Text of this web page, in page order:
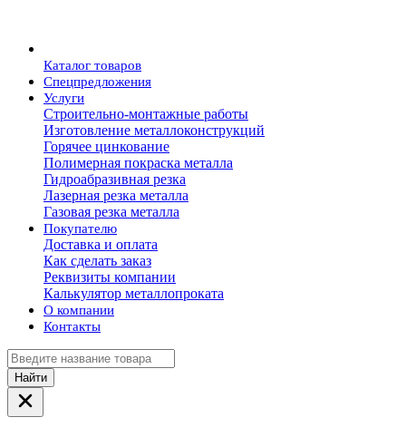
Каталог товаров
Спецпредложения
Услуги
Строительно-монтажные работы
Изготовление металлоконструкций
Горячее цинкование
Полимерная покраска металла
Гидроабразивная резка
Лазерная резка металла
Газовая резка металла
Покупателю
Доставка и оплата
Как сделать заказ
Реквизиты компании
Калькулятор металлопроката
О компании
Контакты
Найти